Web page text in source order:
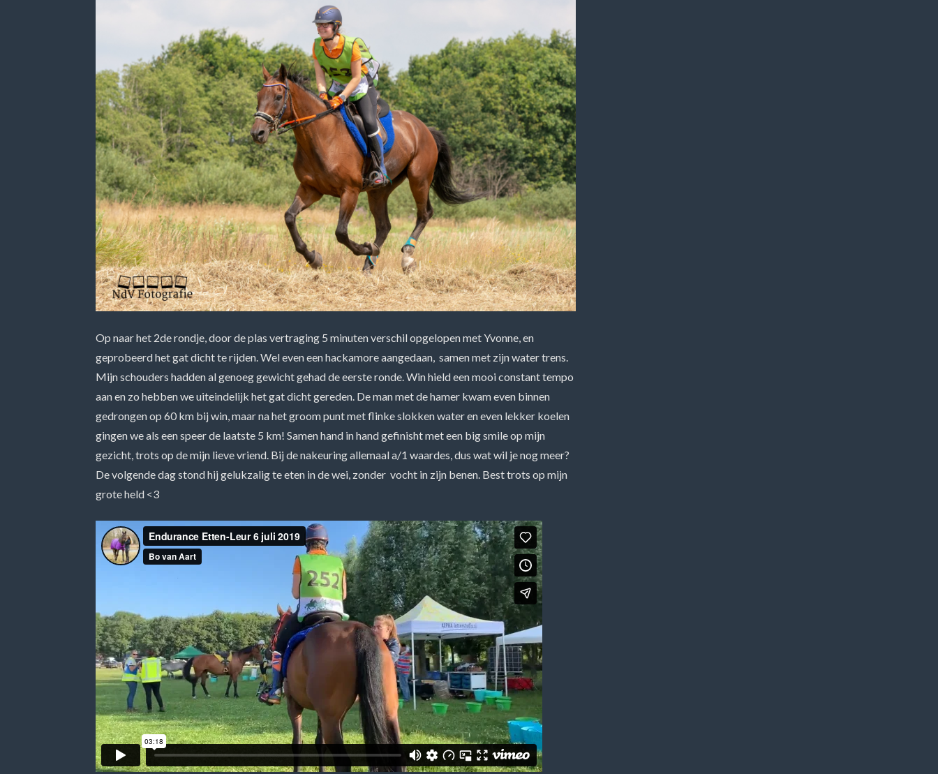
Op naar het 2de rondje, door de plas vertraging 5 minuten verschil opgelopen met Yvonne, en
geprobeerd het gat dicht te rijden. Wel even een hackamore aangedaan, samen met zijn water trens.
Mijn schouders hadden al genoeg gewicht gehad de eerste ronde. Win hield een mooi constant tempo
aan en zo hebben we uiteindelijk het gat dicht gereden. De man met de hamer kwam even binnen
gedrongen op 60 km bij win, maar na het groom punt met flinke slokken water en even lekker koelen
gingen we als een speer de laatste 5 km! Samen hand in hand gefinisht met een big smile op mijn
gezicht, trots op de mijn lieve vriend. Bij de nakeuring allemaal a/1 waardes, dus wat wil je nog meer?
De volgende dag stond hij gelukzalig te eten in de wei, zonder vocht in zijn benen. Best trots op mijn
grote held <3